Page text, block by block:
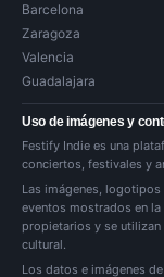
Barcelona
Zaragoza
Valencia
Guadalajara
Uso de imágenes y
Festify Indie es una
conciertos, festivales y
Las imágenes,
eventos mostrados en
propietarios y se
cultural.
Los datos e imágenes